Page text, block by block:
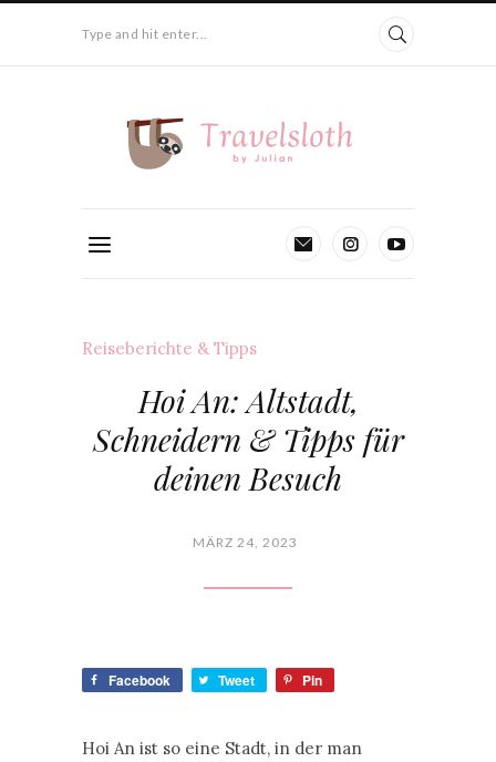
Type and hit enter...
Reiseberichte & Tipps
Hoi An: Altstadt,
Schneidern & Tipps für
deinen Besuch
MÄRZ 24, 2023
Facebook Tweet Pin
Hoi An ist so eine Stadt, in der man